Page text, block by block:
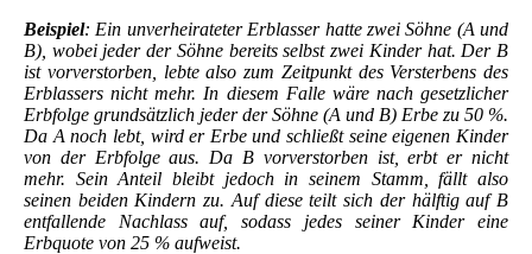
Beispiel: Ein unverheirateter Erblasser hatte zwei Söhne (A und
B), wobei jeder der Söhne bereits selbst zwei Kinder hat. Der B
ist vorverstorben, lebte also zum Zeitpunkt des Versterbens des
Erblassers nicht mehr. In diesem Falle wäre nach gesetzlicher
Erbfolge grundsätzlich jeder der Söhne (A und B) Erbe zu 50 %.
Da A noch lebt, wird er Erbe und schließt seine eigenen Kinder
von der Erbfolge aus. Da B vorverstorben ist, erbt er nicht
mehr. Sein Anteil bleibt jedoch in seinem Stamm, fällt also
seinen beiden Kindern zu. Auf diese teilt sich der hälftig auf B
entfallende Nachlass auf, sodass jedes seiner Kinder eine
Erbquote von 25 % aufweist.